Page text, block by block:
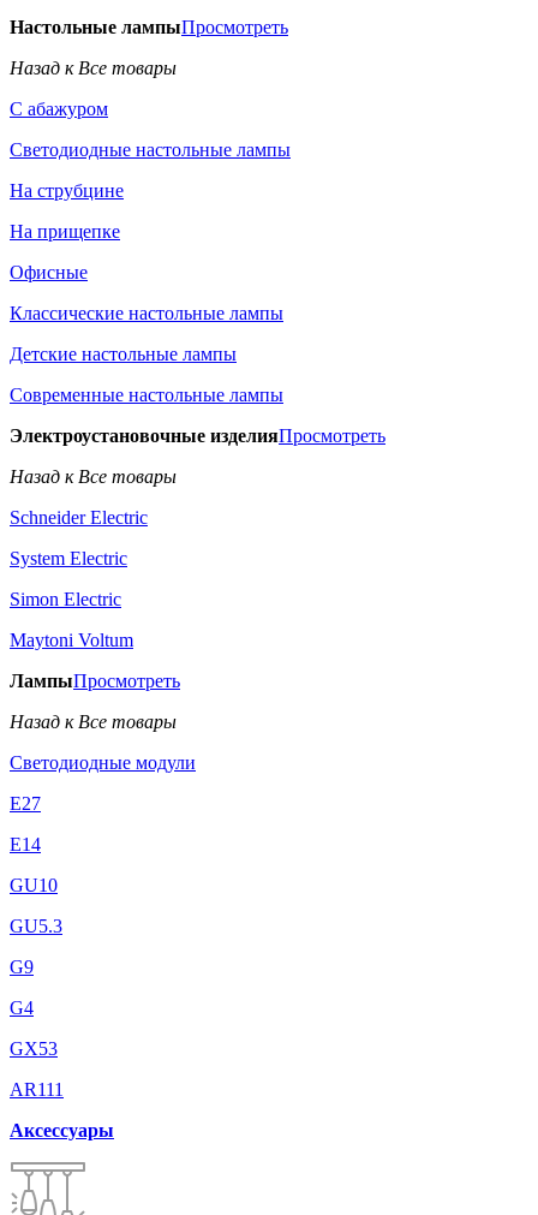
Настольные лампыПросмотреть
Назад к Все товары
С абажуром
Светодиодные настольные лампы
На струбцине
На прищепке
Офисные
Классические настольные лампы
Детские настольные лампы
Современные настольные лампы
Электроустановочные изделияПросмотреть
Назад к Все товары
Schneider Electric
System Electric
Simon Electric
Maytoni Voltum
ЛампыПросмотреть
Назад к Все товары
Светодиодные модули
E27
E14
GU10
GU5.3
G9
G4
GX53
AR111
Аксессуары